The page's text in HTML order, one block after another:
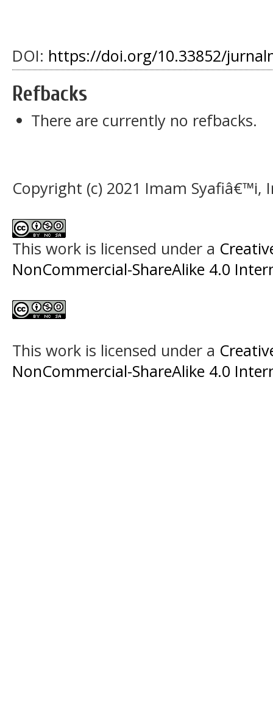
DOI: https://doi.org/10.33852/
Refbacks
There are currently no refbacks.
Copyright (c) 2021 Imam Syafiâ€™i,
This work is licensed under a
NonCommercial-ShareAlike 4.0
This work is licensed under a
NonCommercial-ShareAlike 4.0